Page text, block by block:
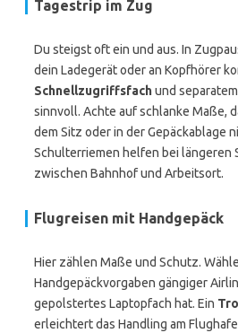
Tagestrip im Zug
Du steigst oft ein und aus. In
dein Ladegerät oder an Kopfhörer
Schnellzugriffsfachund
sinnvoll. Achte auf schlanke Maße,
dem Sitz oder in der Gepäckablage
Schulterriemen helfen bei längeren
zwischen Bahnhof und Arbeitsort.
Flugreisen mit Handgepäck
Hier zählen Maße und Schutz.
Handgepäckvorgaben gängiger
gepolstertes Laptopfach hat. Ein
erleichtert das Handling am